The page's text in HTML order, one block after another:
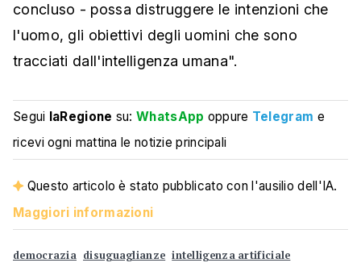
concluso - possa distruggere le intenzioni che
l'uomo, gli obiettivi degli uomini che sono
tracciati dall'intelligenza umana".
Segui laRegione su:WhatsApp oppure Telegram e
ricevi ogni mattina le notizie principali
Questo articolo è stato pubblicato con l'ausilio dell'IA.
Maggiori informazioni
democrazia disuguaglianze intelligenza artificiale